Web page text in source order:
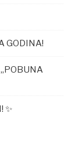
GODINA!
✨